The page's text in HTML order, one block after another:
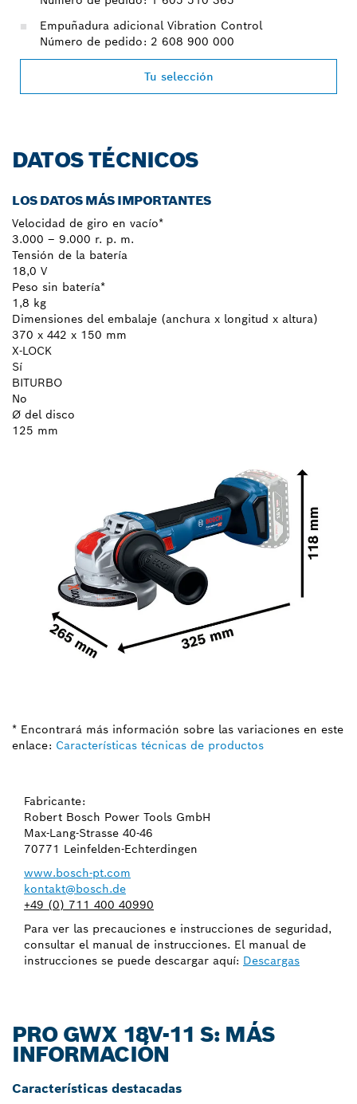
Empuñadura adicional Vibration Control
Número de pedido: 2 608 900 000
Tu selección
DATOS TÉCNICOS
LOS DATOS MÁS IMPORTANTES
Velocidad de giro en vacío*
3.000 – 9.000 r. p. m.
Tensión de la batería
18,0 V
Peso sin batería*
1,8 kg
Dimensiones del embalaje (anchura x longitud x altura)
370 x 442 x 150 mm
X-LOCK
Sí
BITURBO
No
Ø del disco
125 mm
* Encontrará más información sobre las variaciones en este
enlace: Características técnicas de productos
Fabricante:
Robert Bosch Power Tools GmbH
Max-Lang-Strasse 40-46
70771 Leinfelden-Echterdingen
www.bosch-pt.com
kontakt@bosch.de
+49 (0) 711 400 40990
Para ver las precauciones e instrucciones de seguridad,
consultar el manual de instrucciones. El manual de
instrucciones se puede descargar aquí: Descargas
PRO GWX 18V-11 S: MÁS
INFORMACIÓN
Características destacadas